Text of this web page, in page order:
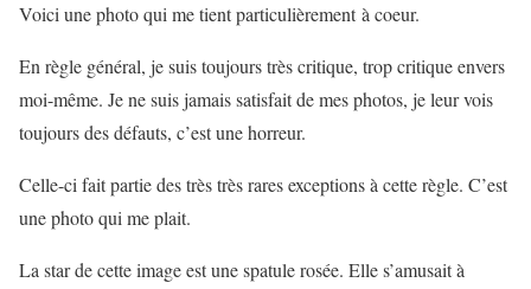
Voici une photo qui me tient particulièrement à coeur.
En règle général, je suis toujours très critique, trop critique envers
moi-même. Je ne suis jamais satisfait de mes photos, je leur vois
toujours des défauts, c’est une horreur.
Celle-ci fait partie des très très rares exceptions à cette règle. C’est
une photo qui me plait.
La star de cette image est une spatule rosée. Elle s’amusait à